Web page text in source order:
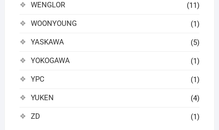
WENGLOR (11)
WOONYOUNG (1)
YASKAWA (5)
YOKOGAWA (1)
YPC (1)
YUKEN (4)
ZD (1)